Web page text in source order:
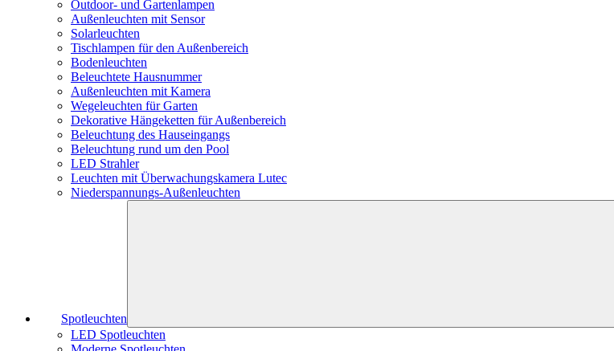
Outdoor- und Gartenlampen
Außenleuchten mit Sensor
Solarleuchten
Tischlampen für den Außenbereich
Bodenleuchten
Beleuchtete Hausnummer
Außenleuchten mit Kamera
Wegeleuchten für Garten
Dekorative Hängeketten für Außenbereich
Beleuchtung des Hauseingangs
Beleuchtung rund um den Pool
LED Strahler
Leuchten mit Überwachungskamera Lutec
Niederspannungs-Außenleuchten
Spotleuchten
LED Spotleuchten